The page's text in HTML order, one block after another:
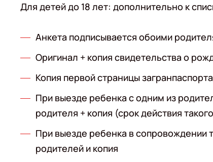
Для детей до 18 лет: дополнительно к
Анкета подписывается обоими
Оригинал + копия свидетельства о
Копия первой страницы
При выезде ребенка с одним из
родителя + копия (срок действия
При выезде ребенка в сопровождении
родителей и копия